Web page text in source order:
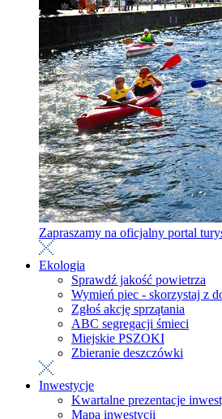
Zapraszamy na oficjalny portal
Ekologia
Sprawdź jakość powietrza
Wymień piec - skorzystaj z
Zgłoś akcję sprzątania
ABC segregacji śmieci
Miejskie PSZOKI
Zbieranie deszczówki
Inwestycje
Kwartalne prezentacje
Mapa inwestycji